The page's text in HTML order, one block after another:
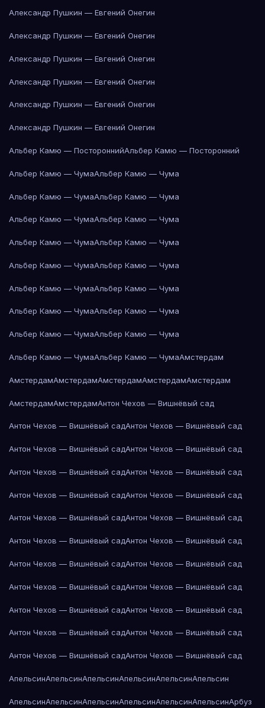
Александр Пушкин — Евгений Онегин
Александр Пушкин — Евгений Онегин
Александр Пушкин — Евгений Онегин
Александр Пушкин — Евгений Онегин
Александр Пушкин — Евгений Онегин
Александр Пушкин — Евгений Онегин
Альбер Камю — ПостороннийАльбер Камю — Посторонний
Альбер Камю — ЧумаАльбер Камю — Чума
Альбер Камю — ЧумаАльбер Камю — Чума
Альбер Камю — ЧумаАльбер Камю — Чума
Альбер Камю — ЧумаАльбер Камю — Чума
Альбер Камю — ЧумаАльбер Камю — Чума
Альбер Камю — ЧумаАльбер Камю — Чума
Альбер Камю — ЧумаАльбер Камю — Чума
Альбер Камю — ЧумаАльбер Камю — Чума
Альбер Камю — ЧумаАльбер Камю — ЧумаАмстердам
АмстердамАмстердамАмстердамАмстердамАмстердам
АмстердамАмстердамАнтон Чехов — Вишнёвый сад
Антон Чехов — Вишнёвый садАнтон Чехов — Вишнёвый сад
Антон Чехов — Вишнёвый садАнтон Чехов — Вишнёвый сад
Антон Чехов — Вишнёвый садАнтон Чехов — Вишнёвый сад
Антон Чехов — Вишнёвый садАнтон Чехов — Вишнёвый сад
Антон Чехов — Вишнёвый садАнтон Чехов — Вишнёвый сад
Антон Чехов — Вишнёвый садАнтон Чехов — Вишнёвый сад
Антон Чехов — Вишнёвый садАнтон Чехов — Вишнёвый сад
Антон Чехов — Вишнёвый садАнтон Чехов — Вишнёвый сад
Антон Чехов — Вишнёвый садАнтон Чехов — Вишнёвый сад
Антон Чехов — Вишнёвый садАнтон Чехов — Вишнёвый сад
Антон Чехов — Вишнёвый садАнтон Чехов — Вишнёвый сад
АпельсинАпельсинАпельсинАпельсинАпельсинАпельсин
АпельсинАпельсинАпельсинАпельсинАпельсинАпельсинАрбуз